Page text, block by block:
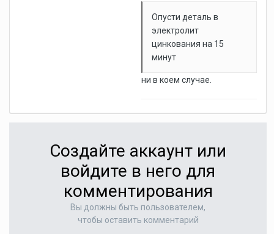
Опусти деталь в
электролит
цинкования на 15
минут
ни в коем случае.
Создайте аккаунт или
войдите в него для
комментирования
Вы должны быть пользователем,
чтобы оставить комментарий